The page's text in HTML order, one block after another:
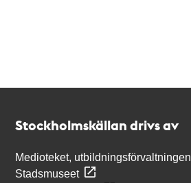
Stockholmskällan drivs av
Medioteket, utbildningsförvaltningen
Stadsmuseet